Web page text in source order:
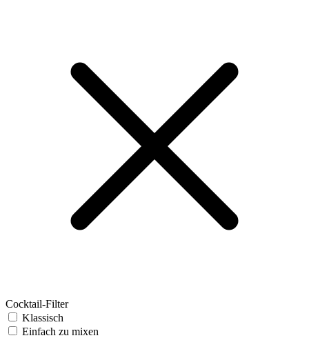
Cocktail-Filter
Klassisch
Einfach zu mixen